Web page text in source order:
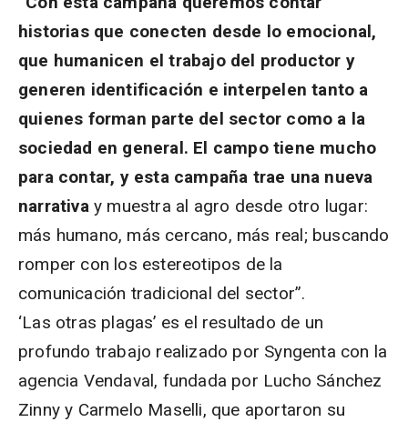
historias que conecten desde lo emocional,
que humanicen el trabajo del productor y
generen identificación e interpelen tanto a
quienes forman parte del sector como a la
sociedad en general. El campo tiene mucho
para contar, y esta campaña trae una nueva
narrativay muestra al agro desde otro lugar:
más humano, más cercano, más real; buscando
romper con los estereotipos de la
comunicación tradicional del sector”.
‘Las otras plagas’ es el resultado de un
profundo trabajo realizado por Syngenta con la
agencia Vendaval, fundada por Lucho Sánchez
Zinny y Carmelo Maselli, que aportaron su